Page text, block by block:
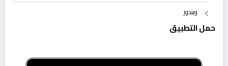
ويندوز
حمل التطبيق